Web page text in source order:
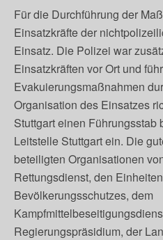
Für die Durchführung der
Einsatzkräfte der
Einsatz. Die Polizei war
Einsatzkräften vor Ort und
Evakuierungsmaßnahmen
Organisation des Einsatzes
Stuttgart einen Führungsstab
Leitstelle Stuttgart ein. Die
beteiligten Organisationen
Rettungsdienst, den
Bevölkerungsschutzes, dem
Regierungspräsidium, der